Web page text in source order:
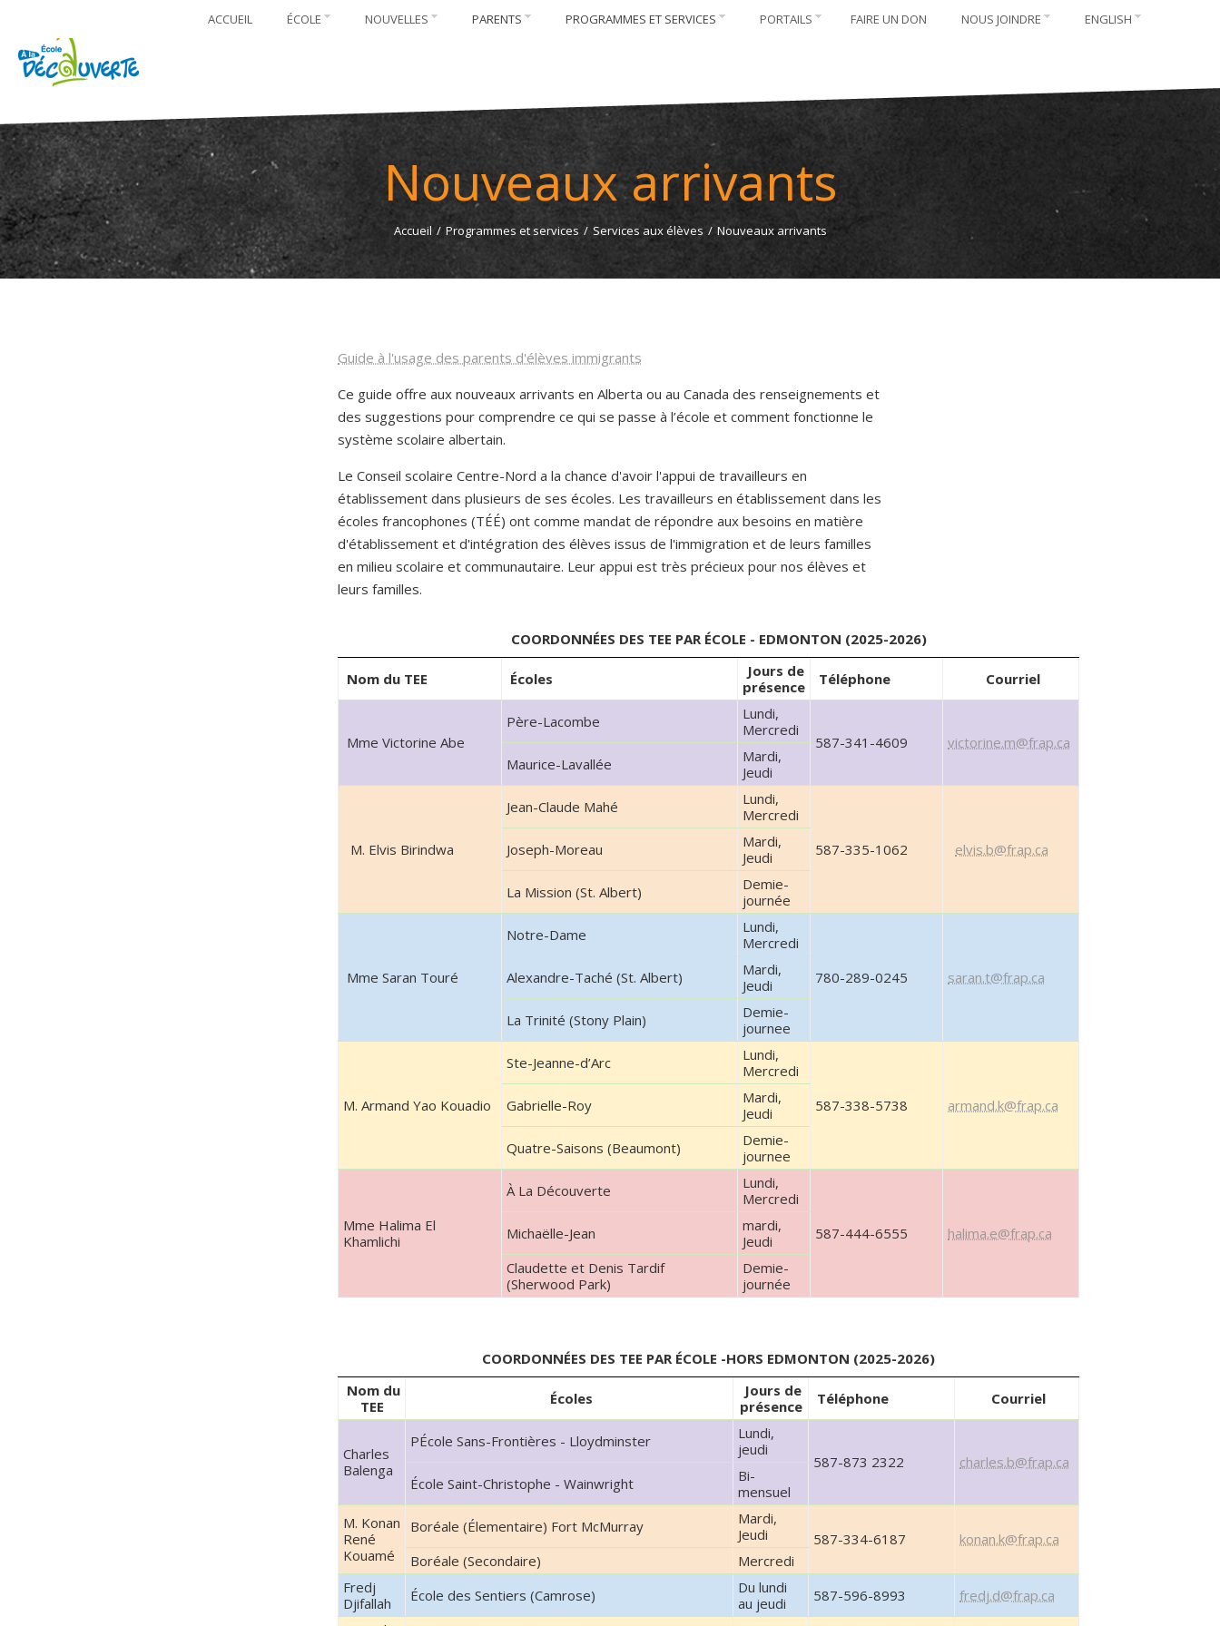
ACCUEIL ÉCOLE NOUVELLES PARENTS PROGRAMMES ET SERVICES PORTAILS FAIRE UN DON NOUS JOINDRE ENGLISH
Nouveaux arrivants
Accueil / Programmes et services / Services aux élèves / Nouveaux arrivants
Guide à l'usage des parents d'élèves immigrants
Ce guide offre aux nouveaux arrivants en Alberta ou au Canada des renseignements et
des suggestions pour comprendre ce qui se passe à l’école et comment fonctionne le
système scolaire albertain.
Le Conseil scolaire Centre-Nord a la chance d'avoir l'appui de travailleurs en
établissement dans plusieurs de ses écoles. Les travailleurs en établissement dans les
écoles francophones (TÉÉ) ont comme mandat de répondre aux besoins en matière
d'établissement et d'intégration des élèves issus de l'immigration et de leurs familles
en milieu scolaire et communautaire. Leur appui est très précieux pour nos élèves et
leurs familles.
COORDONNÉES DES TEE PAR ÉCOLE - EDMONTON (2025-2026)
Nom du TEE Écoles
Jours de
présence
Téléphone Courriel
Mme Victorine Abe
Père-Lacombe
Lundi,
Mercredi
587-341-4609
victorine.m@frap.ca
Maurice-Lavallée
Mardi,
Jeudi
M. Elvis Birindwa
Jean-Claude Mahé
Lundi,
Mercredi
587-335-1062
elvis.b@frap.ca
Joseph-Moreau
Mardi,
Jeudi
La Mission (St. Albert)
Demie-
journée
Mme Saran Touré
Notre-Dame
Lundi,
Mercredi
780-289-0245
saran.t@frap.ca
Alexandre-Taché (St. Albert)
Mardi,
Jeudi
La Trinité (Stony Plain)
Demie-
journee
M. Armand Yao Kouadio
Ste-Jeanne-d’Arc
Lundi,
Mercredi
587-338-5738
armand.k@frap.ca
Gabrielle-Roy
Mardi,
Jeudi
Quatre-Saisons (Beaumont)
Demie-
journee
Mme Halima El
Khamlichi
À La Découverte
Lundi,
Mercredi
587-444-6555
halima.e@frap.ca
Michaëlle-Jean
mardi,
Jeudi
Claudette et Denis Tardif
(Sherwood Park)
Demie-
journée
COORDONNÉES DES TEE PAR ÉCOLE -HORS EDMONTON (2025-2026)
Nom du
TEE
Écoles
Jours de
présence
Téléphone Courriel
Charles
Balenga
PÉcole Sans-Frontières - Lloydminster
Lundi,
jeudi
587-873 2322
charles.b@frap.ca
École Saint-Christophe - Wainwright
Bi-
mensuel
M. Konan
René
Kouamé
Boréale (Élementaire) Fort McMurray
Mardi,
Jeudi
587-334-6187
konan.k@frap.ca
Boréale (Secondaire)
Mercredi
Fredj
Djifallah
École des Sentiers (Camrose)
Du lundi
au jeudi
587-596-8993
fredj.d@frap.ca